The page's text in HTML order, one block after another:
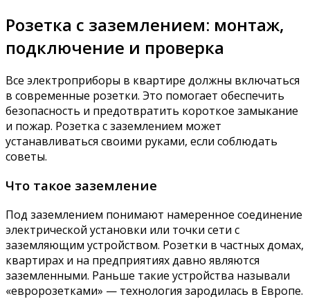
Розетка с заземлением: монтаж,
подключение и проверка
Все электроприборы в квартире должны включаться
в современные розетки. Это помогает обеспечить
безопасность и предотвратить короткое замыкание
и пожар. Розетка с заземлением может
устанавливаться своими руками, если соблюдать
советы.
Что такое заземление
Под заземлением понимают намеренное соединение
электрической установки или точки сети с
заземляющим устройством. Розетки в частных домах,
квартирах и на предприятиях давно являются
заземленными. Раньше такие устройства называли
«евророзетками» — технология зародилась в Европе.